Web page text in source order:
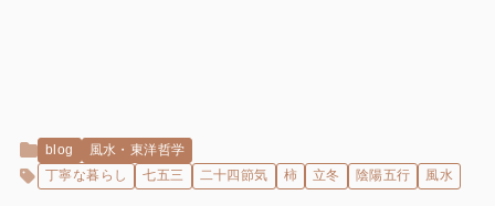
blog
風水・東洋哲学
丁寧な暮らし
七五三 二十四節気 柿 立冬 陰陽五行 風水